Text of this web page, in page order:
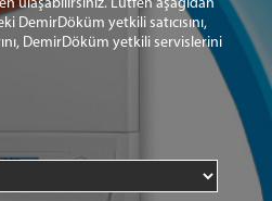
ulaşabilirsiniz. Lütfen aşağıdan
DemirDöküm yetkili satıcısını,
DemirDöküm yetkili servislerini